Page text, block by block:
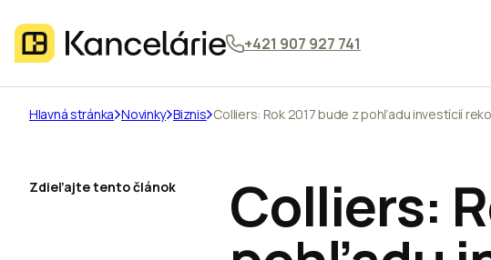
+421 907 927 741
Hlavná stránka Novinky Biznis Colliers: Rok 2017 bude z pohľadu investícií
Colliers:
Zdieľajte tento článok